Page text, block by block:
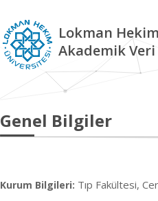
Lokman
Akademik
Genel Bilgiler
Kurum Bilgileri: Tıp Fakültesi,